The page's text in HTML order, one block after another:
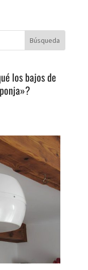
los bajos de